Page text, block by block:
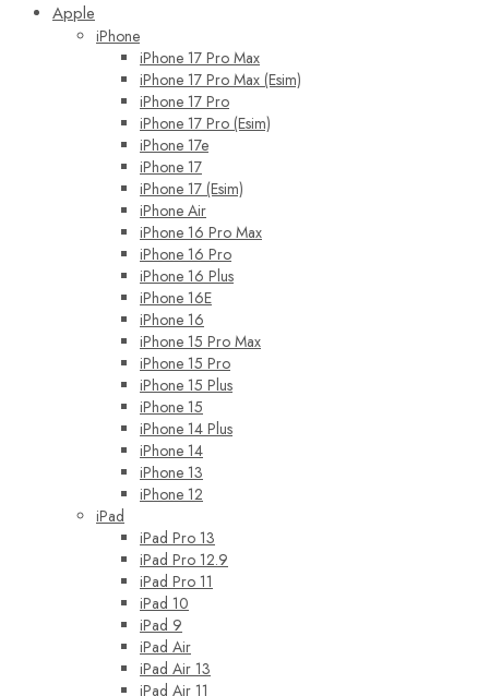
Apple
iPhone
iPhone 17 Pro Max
iPhone 17 Pro Max (Esim)
iPhone 17 Pro
iPhone 17 Pro (Esim)
iPhone 17e
iPhone 17
iPhone 17 (Esim)
iPhone Air
iPhone 16 Pro Max
iPhone 16 Pro
iPhone 16 Plus
iPhone 16E
iPhone 16
iPhone 15 Pro Max
iPhone 15 Pro
iPhone 15 Plus
iPhone 15
iPhone 14 Plus
iPhone 14
iPhone 13
iPhone 12
iPad
iPad Pro 13
iPad Pro 12.9
iPad Pro 11
iPad 10
iPad 9
iPad Air
iPad Air 13
iPad Air 11